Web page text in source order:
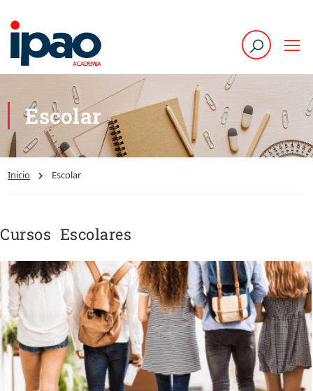
Escolar
Inicio Escolar
Cursos Escolares